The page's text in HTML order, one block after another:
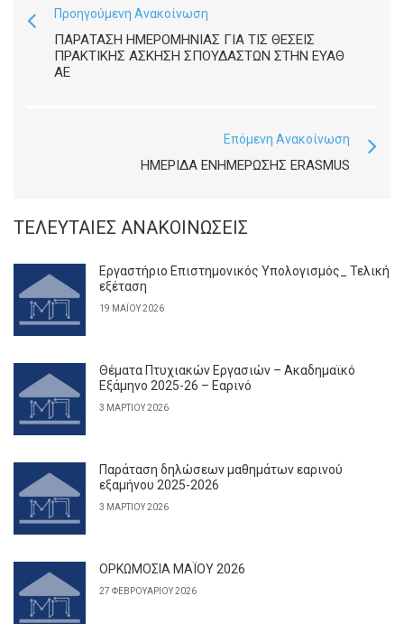
Προηγούμενη Ανακοίνωση
ΠΑΡΆΤΑΣΗ ΗΜΕΡΟΜΗΝΊΑΣ ΓΙΑ ΤΙΣ ΘΈΣΕΙΣ
ΠΡΑΚΤΙΚΉΣ ΆΣΚΗΣΗ ΣΠΟΥΔΑΣΤΏΝ ΣΤΗΝ ΕΥΑΘ
ΑΕ
Επόμενη Ανακοίνωση
ΗΜΕΡΊΔΑ ΕΝΗΜΈΡΩΣΗΣ ERASMUS
ΤΕΛΕΥΤΑΊΕΣ ΑΝΑΚΟΙΝΏΣΕΙΣ
Εργαστήριο Επιστημονικός Υπολογισμός_ Τελική
εξέταση
19 ΜΑΪ́ΟΥ 2026
Θέματα Πτυχιακών Εργασιών – Ακαδημαϊκό
Εξάμηνο 2025-26 – Εαρινό
3 ΜΑΡΤΊΟΥ 2026
Παράταση δηλώσεων μαθημάτων εαρινού
εξαμήνου 2025-2026
3 ΜΑΡΤΊΟΥ 2026
ΟΡΚΩΜΟΣΙΑ ΜΑΪΟΥ 2026
27 ΦΕΒΡΟΥΑΡΊΟΥ 2026